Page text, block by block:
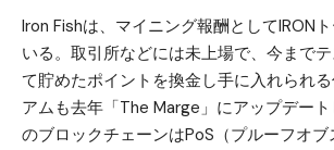
Iron Fishは、マイニング報酬としてIRON
いる。取引所などには未上場で、今まで
て貯めたポイントを換金し手に入れられ
アムも去年「The Marge」にアップデー
のブロックチェーンはPoS（プルーフオ